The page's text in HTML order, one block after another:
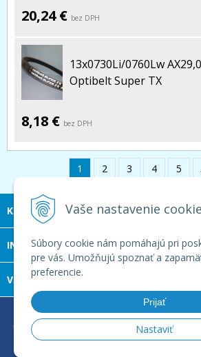
Vaše nastavenie
Súbory cookie nám pomáhajú pri
pre vás. Umožňujú spoznať a
preferencie.
Prijať
Nastaviť
20,24 € bez DPH
13x0730Li/0760Lw
Optibelt Super TX
8,18 € bez DPH
1 2 3 4 5
KONTAKT
INFOLINKA
VŠETKO O NÁKUPE
© 2026 LOGUMA s.r.o. • tvorba
webhostingspoločnosti